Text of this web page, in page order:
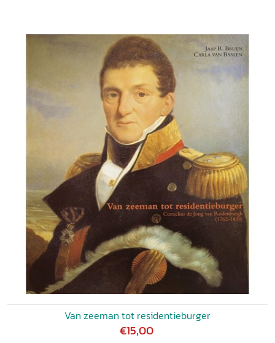
Van zeeman tot residentieburger
€15,00